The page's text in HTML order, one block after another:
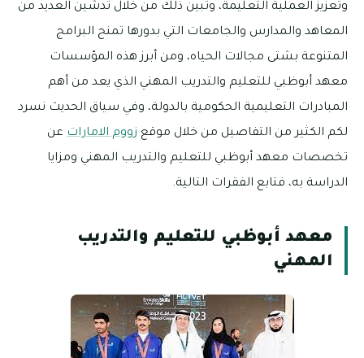
وتعزيز العملية التعليمة، وتبين ذلك من خلال تدشين العديد من
المعاهد والمدارس والجامعات التي بدورها تمنح البرامج
المتنوعة بشتى مجالات الحياه، ومن أبرز هذه المؤسسات
معهد أبوظبي للتعليم والتدريب المهني الذي يعد من أهم
المبادرات التعليمية الحكومية بالدولة، وفي سياق الحديث نسرد
لكم الكثير من التفاصيل من خلال موقع زووم الامارات عن
تخصصات معهد أبوظبي للتعليم والتدريب المهني ومزايا
الدراسة به، فتابع الفقرات التالية.
معهد أبوظبي للتعليم والتدريب
المهني